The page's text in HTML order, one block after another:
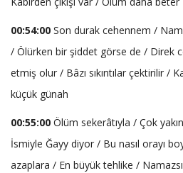
00:54:00 Son durak cehennem /
/ Ölürken bir şiddet görse de / Direk
etmiş olur / Bâzı sıkıntılar çektirilir /
küçük günah
00:55:00 Ölüm sekerâtıyla / Çok
İsmiyle Ğayy diyor / Bu nasıl orayı
azaplara / En büyük tehlike /